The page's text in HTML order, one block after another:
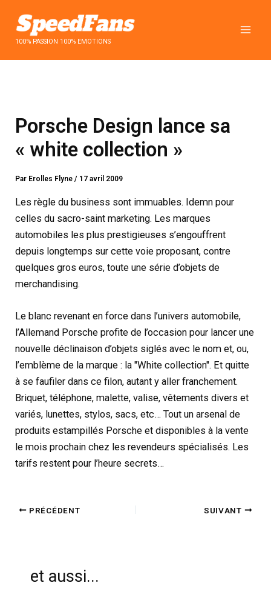
contenu100% PASSION 100% EMOTIONS
Porsche Design lance sa
« white collection »
Par Erolles Flyne/ 17 avril 2009
Les règle du business sont immuables. Idemn pour
celles du sacro-saint marketing. Les marques
automobiles les plus prestigieuses s’engouffrent
depuis longtemps sur cette voie proposant, contre
quelques gros euros, toute une série d’objets de
merchandising.
Le blanc revenant en force dans l’univers automobile,
l’Allemand Porsche profite de l’occasion pour lancer une
nouvelle déclinaison d’objets siglés avec le nom et, ou,
l’emblème de la marque : la "White collection". Et quitte
à se faufiler dans ce filon, autant y aller franchement.
Briquet, téléphone, malette, valise, vêtements divers et
variés, lunettes, stylos, sacs, etc… Tout un arsenal de
produits estampillés Porsche et disponibles à la vente
le mois prochain chez les revendeurs spécialisés. Les
tarifs restent pour l’heure secrets…
PRÉCÉDENT SUIVANT
et aussi...